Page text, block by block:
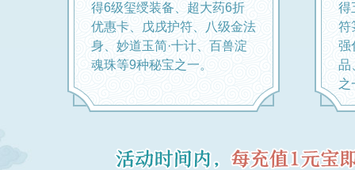
得6级玺绶装备、超大药6折
优惠卡、戊戌护符、八级金法
身、妙道玉简·十计、百兽淀
魂珠等9种秘宝之一。
得
符
强
品
之